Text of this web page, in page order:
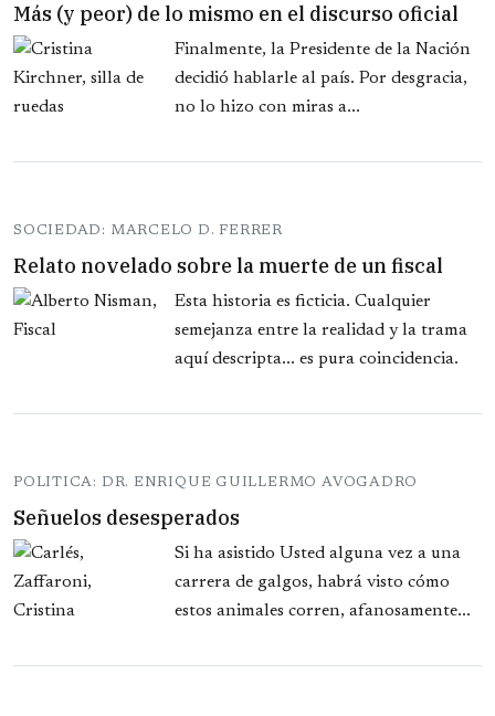
Más (y peor) de lo mismo en el discurso oficial
Finalmente, la Presidente de la Nación
decidió hablarle al país. Por desgracia,
no lo hizo con miras a...
SOCIEDAD: MARCELO D. FERRER
Relato novelado sobre la muerte de un fiscal
Esta historia es ficticia. Cualquier
semejanza entre la realidad y la trama
aquí descripta... es pura coincidencia.
POLITICA: DR. ENRIQUE GUILLERMO AVOGADRO
Señuelos desesperados
Si ha asistido Usted alguna vez a una
carrera de galgos, habrá visto cómo
estos animales corren, afanosamente...